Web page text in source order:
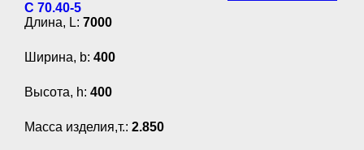
С 70.40-5
Длина, L: 7000
Ширина, b: 400
Высота, h: 400
Масса изделия,т.: 2.850